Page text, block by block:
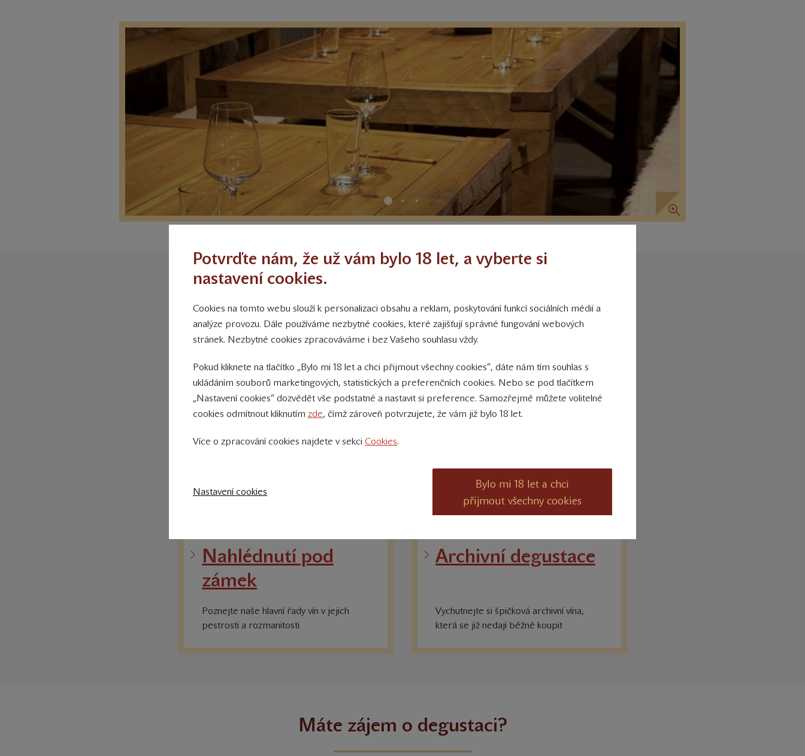
Degustaci připravíme dle domluvy
Nahlédnutí pod
zámek
Poznejte naše hlavní řady vín v jejich
pestrosti a rozmanitosti
Archivní degustace
Vychutnejte si špičková archivní vína,
která se již nedají běžně koupit
Máte zájem o degustaci?
Potvrďte nám, že už vám bylo 18 let, a vyberte si
nastavení cookies.
Cookies na tomto webu slouží k personalizaci obsahu a reklam, poskytování funkcí sociálních médií a
analýze provozu. Dále používáme nezbytné cookies, které zajišťují správné fungování webových
stránek. Nezbytné cookies zpracováváme i bez Vašeho souhlasu vždy.
Pokud kliknete na tlačítko „Bylo mi 18 let a chci přijmout všechny cookies“, dáte nám tím souhlas s
ukládáním souborů marketingových, statistických a preferenčních cookies. Nebo se pod tlačítkem
„Nastavení cookies“ dozvědět vše podstatné a nastavit si preference. Samozřejmě můžete volitelné
cookies odmítnout kliknutím zde, čímž zároveň potvrzujete, že vám již bylo 18 let.
Více o zpracování cookies najdete v sekci Cookies.
Nastavení cookies
Bylo mi 18 let a chci
přijmout všechny cookies